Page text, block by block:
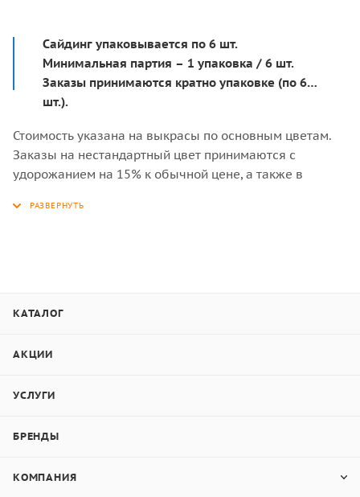
Сайдинг упаковывается по 6 шт.
Минимальная партия – 1 упаковка / 6 шт.
Заказы принимаются кратно упаковке (по 6
шт.).
Стоимость указана на выкрасы по основным цветам.
Заказы на нестандартный цвет принимаются с
удорожанием на 15% к обычной цене, а также в
Система крепежа «шип-паз» (под кляймер).
цоколь здания!
доски Бетэко Вудстоун Клик
RAL 1019:
90% — цемент
КАТАЛОГ
АКЦИИ
УСЛУГИ
БРЕНДЫ
КОМПАНИЯ